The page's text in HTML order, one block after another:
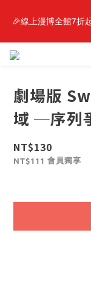
最新開
🎉線上漫博全館7折
【抽籤堂】 影之強
最新
劇場版
域 ─序列
NT$130
NT$111 會員獨享